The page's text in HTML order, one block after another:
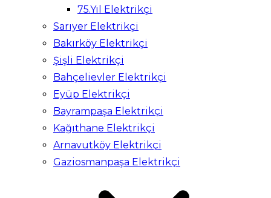
75.Yıl Elektrikçi
Sarıyer Elektrikçi
Bakırköy Elektrikçi
Şişli Elektrikçi
Bahçelievler Elektrikçi
Eyüp Elektrikçi
Bayrampaşa Elektrikçi
Kağıthane Elektrikçi
Arnavutköy Elektrikçi
Gaziosmanpaşa Elektrikçi